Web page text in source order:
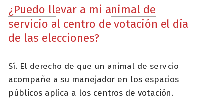
¿Puedo llevar a mi animal de
servicio al centro de votación el día
de las elecciones?
Sí. El derecho de que un animal de servicio
acompañe a su manejador en los espacios
públicos aplica a los centros de votación.